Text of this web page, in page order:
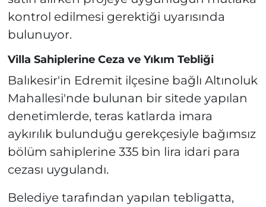
kontrol edilmesi gerektiği uyarısında
bulunuyor.
Villa Sahiplerine Ceza ve Yıkım Tebliği
Balıkesir'in Edremit ilçesine bağlı Altınoluk
Mahallesi'nde bulunan bir sitede yapılan
denetimlerde, teras katlarda imara
aykırılık bulunduğu gerekçesiyle bağımsız
bölüm sahiplerine 335 bin lira idari para
cezası uygulandı.
Belediye tarafından yapılan tebligatta,